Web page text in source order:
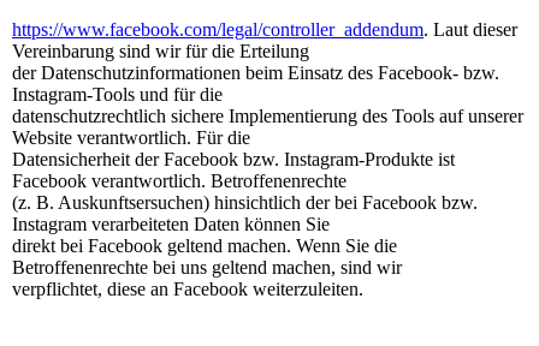
https://www.facebook.com/legal/controller_addendum. Laut dieser
Vereinbarung sind wir für die Erteilung
der Datenschutzinformationen beim Einsatz des Facebook- bzw.
Instagram-Tools und für die
datenschutzrechtlich sichere Implementierung des Tools auf unserer
Website verantwortlich. Für die
Datensicherheit der Facebook bzw. Instagram-Produkte ist
Facebook verantwortlich. Betroffenenrechte
(z. B. Auskunftsersuchen) hinsichtlich der bei Facebook bzw.
Instagram verarbeiteten Daten können Sie
direkt bei Facebook geltend machen. Wenn Sie die
Betroffenenrechte bei uns geltend machen, sind wir
verpflichtet, diese an Facebook weiterzuleiten.